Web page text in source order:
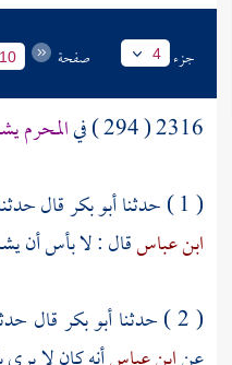
جزء 4 صفحة
2316 ( 294 ) في
المحرم
( 1 ) حدثنا
أبو بكرقال
ابن عباسقال : لا بأس أن
( 2 ) حدثنا
أبو بكرقال